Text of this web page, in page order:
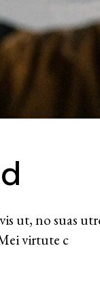
ut, no suas
virtute c